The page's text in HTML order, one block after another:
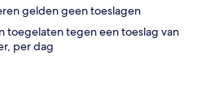
gelden geen toeslagen
toegelaten tegen een toeslag van
per dag